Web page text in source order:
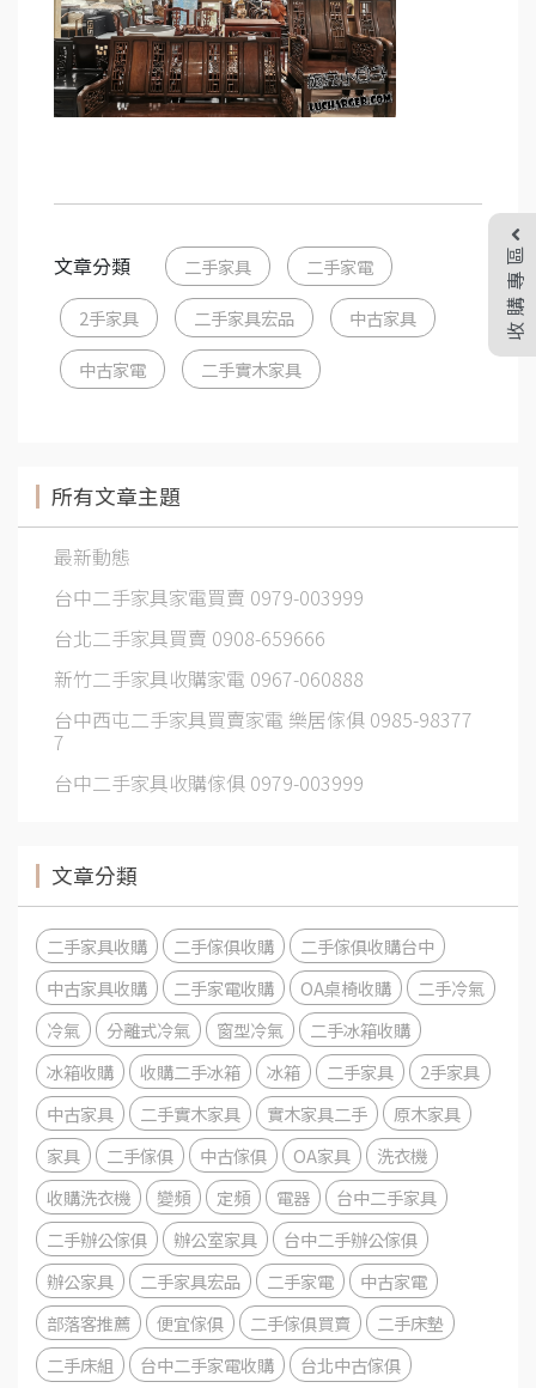
文章分類 二手家具 二手家電
2手家具 二手家具宏品 中古家具
中古家電 二手實木家具
所有文章主題
最新動態
台中二手家具家電買賣 0979-003999
台北二手家具買賣 0908-659666
新竹二手家具收購家電 0967-060888
台中西屯二手家具買賣家電 樂居傢俱 0985-98377
7
台中二手家具收購傢俱 0979-003999
文章分類
二手家具收購 二手傢俱收購
二手傢俱收購台中
中古家具收購
二手家電收購 OA桌椅收購
二手冷氣
冷氣
分離式冷氣 窗型冷氣
二手冰箱收購
冰箱收購
收購二手冰箱 冰箱 二手家具
2手家具
中古家具
二手實木家具 實木家具二手
原木家具
家具
二手傢俱 中古傢俱 OA家具
洗衣機
收購洗衣機
變頻 定頻 電器
台中二手家具
二手辦公傢俱
辦公室家具
台中二手辦公傢俱
辦公家具
二手家具宏品 二手家電
中古家電
部落客推薦
便宜傢俱 二手傢俱買賣
二手床墊
二手床組
台中二手家電收購 台北中古傢俱
收購專區